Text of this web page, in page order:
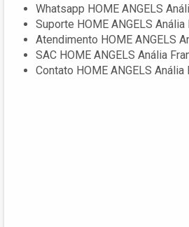
Whatsapp HOME ANGELS
Suporte HOME ANGELS Anália
Atendimento HOME ANGELS
SAC HOME ANGELS Anália
Contato HOME ANGELS Anália